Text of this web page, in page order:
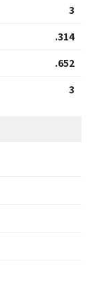
3
.314
.652
3